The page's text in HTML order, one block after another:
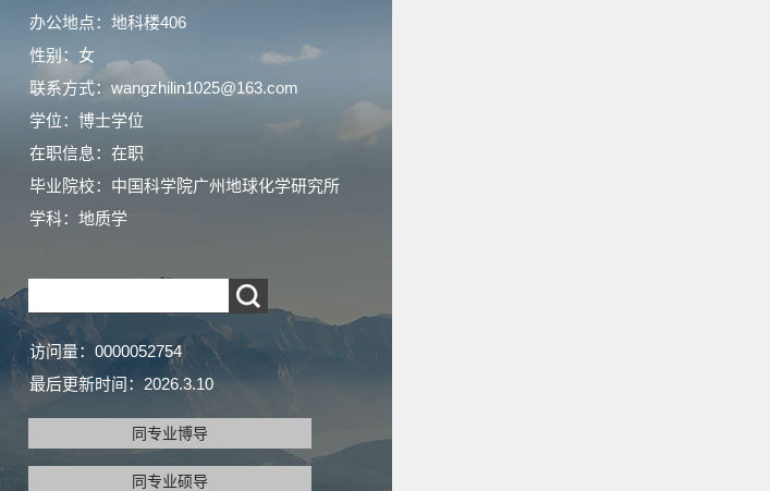
办公地点：地科楼406
性别：女
联系方式：wangzhilin1025@163.com
学位：博士学位
在职信息：在职
毕业院校：中国科学院广州地球化学研究所
学科：地质学
访问量： 0000052754
最后更新时间： 2026.3.10
同专业博导
同专业硕导